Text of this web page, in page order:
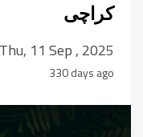
کراچی
Thu, 11 Sep , 2025
330 days ago